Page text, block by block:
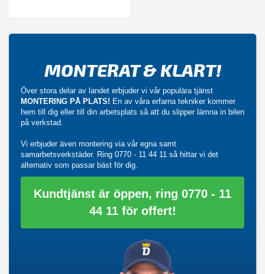
MONTERAT & KLART!
Över stora delar av landet erbjuder vi vår populära tjänst
MONTERING PÅ PLATS! En av våra erfarna tekniker kommer
hem till dig eller till din arbetsplats så att du slipper lämna in bilen
på verkstad.
Vi erbjuder även montering via vår egna samt
samarbetsverkstäder. Ring 0770 - 11 44 11 så hittar vi det
alternativ som passar bäst för dig.
Kundtjänst är öppen, ring 0770 - 11
44 11 för offert!